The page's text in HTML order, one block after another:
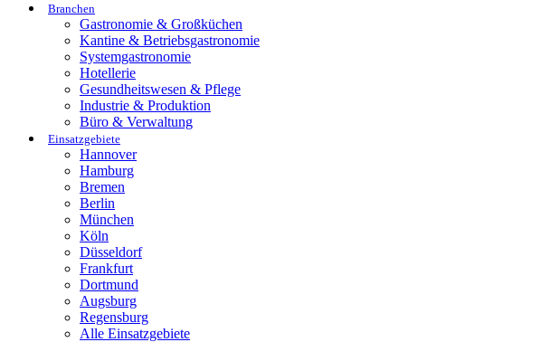
Branchen
Gastronomie & Großküchen
Kantine & Betriebsgastronomie
Systemgastronomie
Hotellerie
Gesundheitswesen & Pflege
Industrie & Produktion
Büro & Verwaltung
Einsatzgebiete
Hannover
Hamburg
Bremen
Berlin
München
Köln
Düsseldorf
Frankfurt
Dortmund
Augsburg
Regensburg
Alle Einsatzgebiete